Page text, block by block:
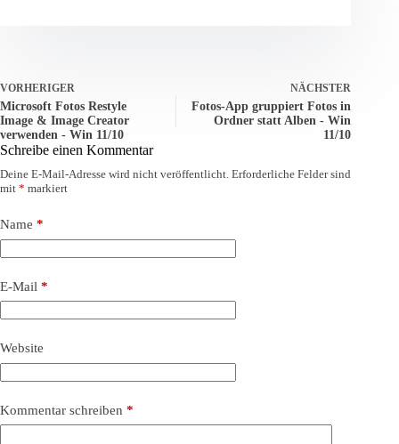
VORHERIGER
Microsoft Fotos Restyle
Image & Image Creator
verwenden - Win 11/10
NÄCHSTER
Fotos-App gruppiert Fotos in
Ordner statt Alben - Win
11/10
Schreibe einen Kommentar
Deine E-Mail-Adresse wird nicht veröffentlicht. Erforderliche Felder sind
mit * markiert
Name *
E-Mail *
Website
Kommentar schreiben *